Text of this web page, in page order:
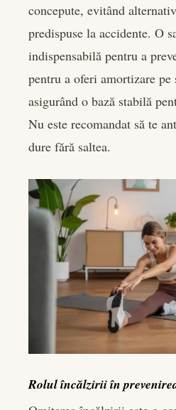
concepute, evitând
predispuse la accidente. O
indispensabilă pentru a
pentru a oferi amortizare pe
asigurând o bază stabilă
Nu este recomandat să te
dure fără saltea.
Rolul încălzirii în